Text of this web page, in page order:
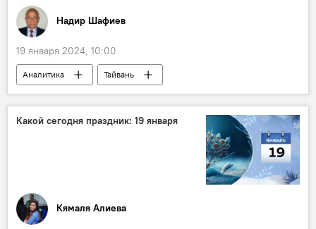
Надир Шафиев
19 января 2024, 10:00
Аналитика
Тайвань
Президентские выборы
Итоги
партия Гоминьдан
Китай
США
Россия
Какой сегодня праздник: 19 января
Кямаля Алиева